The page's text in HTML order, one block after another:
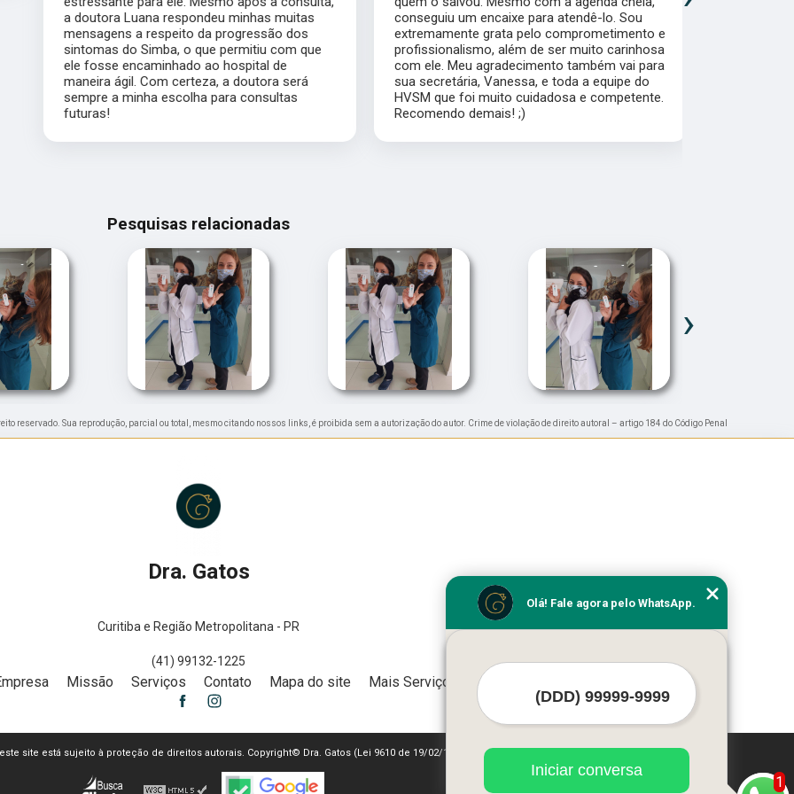
a doutora Luana respondeu minhas muitas
mensagens a respeito da progressão dos
sintomas do Simba, o que permitiu com que
ele fosse encaminhado ao hospital de
maneira ágil. Com certeza, a doutora será
sempre a minha escolha para consultas
futuras!
conseguiu um encaixe para atendê-lo. Sou
extremamente grata pelo comprometimento e
profissionalismo, além de ser muito carinhosa
com ele. Meu agradecimento também vai para
sua secretária, Vanessa, e toda a equipe do
HVSM que foi muito cuidadosa e competente.
Recomendo demais! ;)
Pesquisas relacionadas
›
reservado. Sua reprodução, parcial ou total, mesmo citando nossos links, é proibida sem a autorização do autor. Crime de violação de direito autoral – artigo 184 do Código Penal
Dra. Gatos
Curitiba e Região Metropolitana - PR
(41) 99132-1225
Missão Serviços Contato Mapa do site Mais Serviços
site está sujeito à proteção de direitos autorais. Copyright© Dra. Gatos (Lei 9610 de 19/02/1998)
1
Olá! Fale agora pelo WhatsApp.
Iniciar conversa